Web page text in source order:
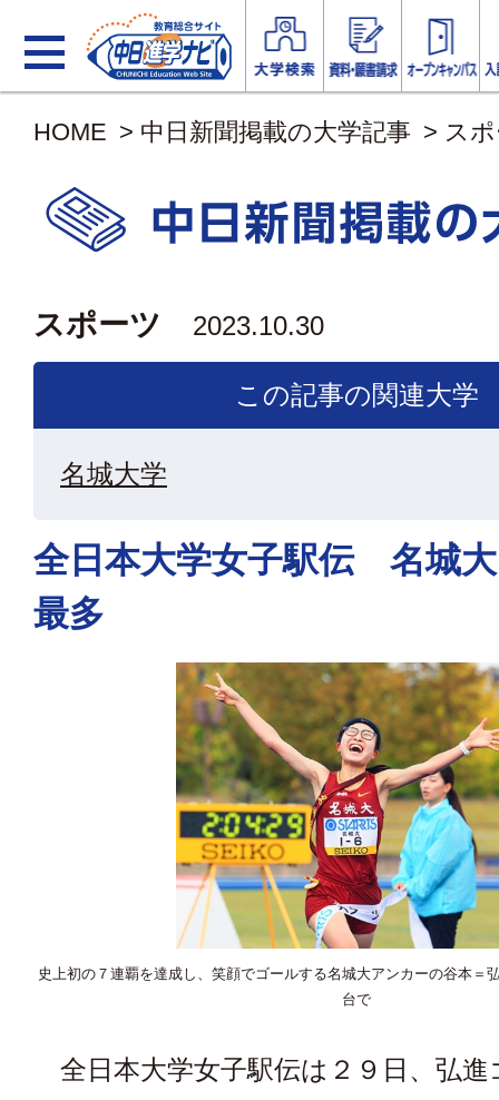
HOME > 中日新聞掲載の大学記事 > ス
スポーツ 2023.10.30
この記事の関連大学
名城大学
全日本大学女子駅伝 名城
最多
史上初の７連覇を達成し、笑顔でゴールする名城大アンカーの谷本＝
台で
全日本大学女子駅伝は２９日、弘進